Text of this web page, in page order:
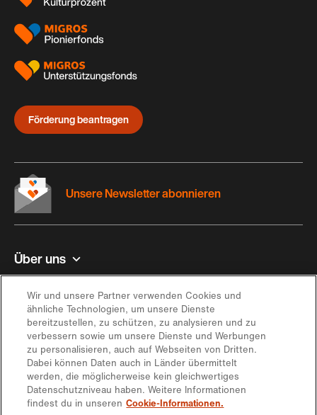
Förderung beantragen
Über uns
Kontakt und Hilfe
Inspiration
Angebot
Unsere Newsletter abonnieren
Wir und unsere Partner verwenden Cookies und
ähnliche Technologien, um unsere Dienste
bereitzustellen, zu schützen, zu analysieren und zu
verbessern sowie um unsere Dienste und Werbungen
zu personalisieren, auch auf Webseiten von Dritten.
Dabei können Daten auch in Länder übermittelt
werden, die möglicherweise kein gleichwertiges
Datenschutzniveau haben. Weitere Informationen
findest du in unseren Cookie-Informationen.